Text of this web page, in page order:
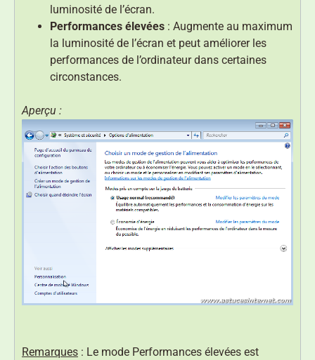
luminosité de l’écran.
Performances élevées : Augmente au maximum
la luminosité de l’écran et peut améliorer les
performances de l’ordinateur dans certaines
circonstances.
Aperçu :
Remarques : Le mode Performances élevées est